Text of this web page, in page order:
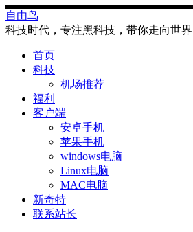
Skip
to
content
自由鸟
科技时代，专注黑科技，带你走向世界
首页
科技
机场推荐
福利
客户端
安卓手机
苹果手机
windows电脑
Linux电脑
MAC电脑
新奇特
联系站长